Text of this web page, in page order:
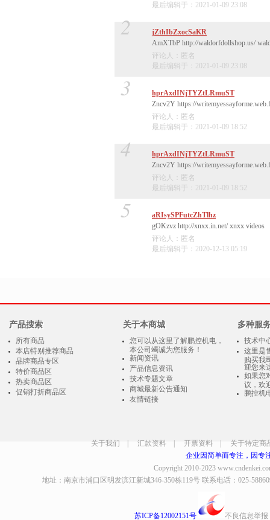
最后编辑于：2021-01-09 23:08
2
jZthIbZxocSaKR
AmXTbP http://waldorfdollshop.us/
评论人：匿名
最后编辑于：2021-01-09 23:08
3
hprAxdINjTYZtLRmuST
Zncv2Y https://
评论人：匿名
最后编辑于：2021-01-09 18:52
4
hprAxdINjTYZtLRmuST
Zncv2Y https://
评论人：匿名
最后编辑于：2021-01-09 18:52
5
aRIsySPFutcZhTlhz
gOKzvz http://xnxx.in.net/ xnxx videos
评论人：匿名
最后编辑于：2020-12-13 05:19
产品搜索
所有商品
本店特别推荐商品
品牌商品专区
特价商品区
热卖商品区
促销打折商品区
关于本商城
您可以从这里了解鹏控机电，
本公司竭诚为您服务！
新闻资讯
产品信息资讯
技术专题文章
商城最新公告通知
友情链接
多种服
技术中
这里是
购买我
迎您来
如果您
议，欢
鹏控机
关于我们 汇款资料 开票资料
关于特定商
企业因简单而专注，因专
Copyright 2010-2023
地址：南京市浦口区明发滨江新城346-350栋119号 联系电话：025-
苏ICP备12002151号 不良信息举报